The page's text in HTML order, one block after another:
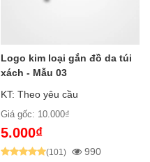
Logo kim loại gắn đồ da túi
xách - Mẫu 03
KT: Theo yêu cầu
Giá gốc: 10.000₫
5.000₫
(101) 990